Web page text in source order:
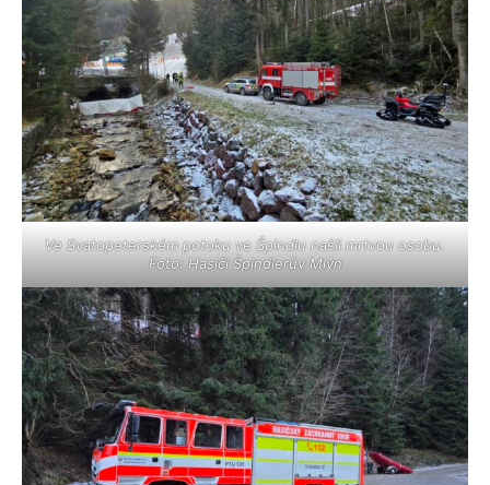
Ve Svatopeterském potoku ve Špindlu našli mrtvou osobu.
Foto: Hasiči Špindlerův Mlýn